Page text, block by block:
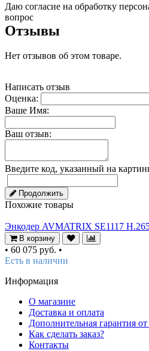
Даю согласие на обработку
вопрос
Отзывы
Нет отзывов об этом товаре.
Написать отзыв
Оценка:
Ваше Имя:
Ваш отзыв:
Введите код, указанный на
Продолжить
Похожие товары
Энкодер AVMATRIX SE1117
В корзину
• 60 075 руб. •
Есть в наличии
Информация
О магазине
Доставка и оплата
Дополнительная гарантия
Как сделать заказ?
Контакты